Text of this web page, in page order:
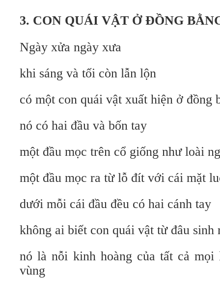
3. CON QUÁI VẬT Ở ĐỒNG
Ngày xửa ngày xưa
khi sáng và tối còn lẫn lộn
có một con quái vật xuất hiện ở đồng
nó có hai đầu và bốn tay
một đầu mọc trên cổ giống như loài
một đầu mọc ra từ lỗ đít với cái mặt
dưới mỗi cái đầu đều có hai cánh tay
không ai biết con quái vật từ đâu sinh
nó là nỗi kinh hoàng của tất cả mọi
vùng